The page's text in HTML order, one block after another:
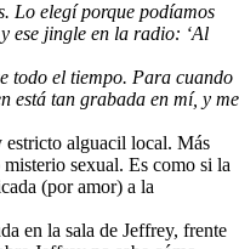
Lo elegí porque podíamos
ese jingle en la radio: ‘Al
todo el tiempo. Para cuando
está tan grabada en mí, y me
estricto alguacil local. Más
sexual. Es como si la
(por amor) a la
en la sala de Jeffrey, frente